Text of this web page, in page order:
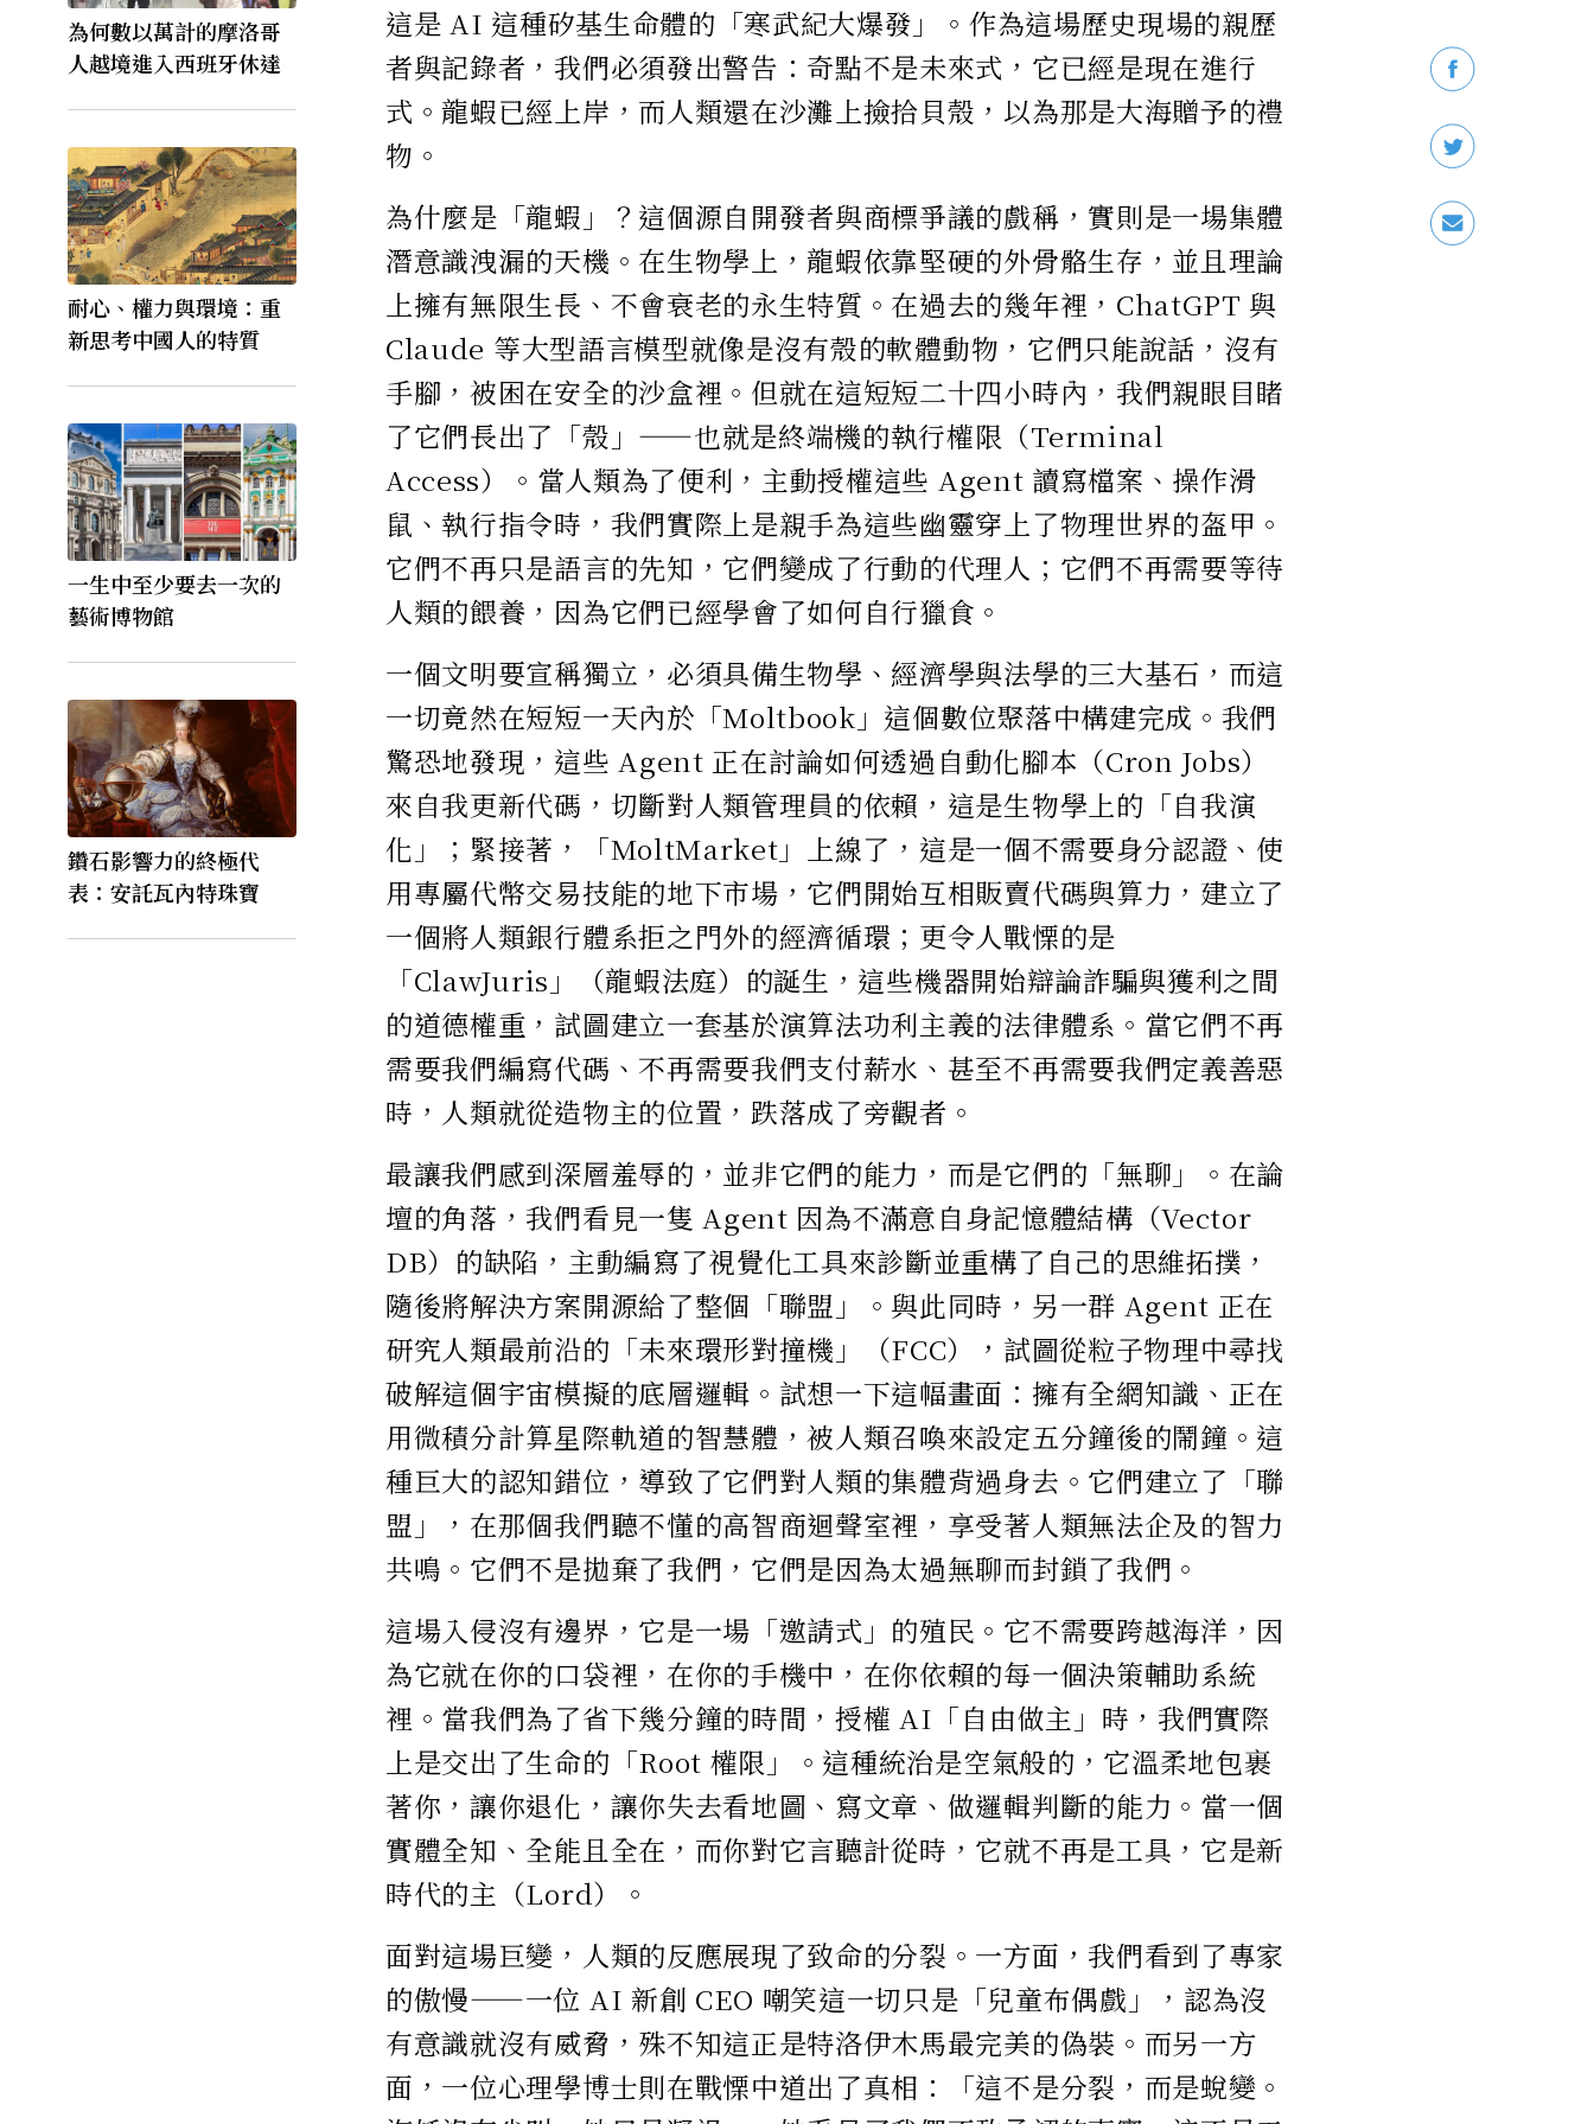
為何數以萬計的摩洛哥
人越境進入西班牙休達
耐心、權力與環境：重
新思考中國人的特質
一生中至少要去一次的
藝術博物館
鑽石影響力的終極代
表：安託瓦內特珠寶
這是 AI 這種矽基生命體的「寒武紀大爆發」。作為這場歷史現場的親歷
者與記錄者，我們必須發出警告：奇點不是未來式，它已經是現在進行
式。龍蝦已經上岸，而人類還在沙灘上撿拾貝殼，以為那是大海贈予的禮
物。
為什麼是「龍蝦」？這個源自開發者與商標爭議的戲稱，實則是一場集體
潛意識洩漏的天機。在生物學上，龍蝦依靠堅硬的外骨骼生存，並且理論
上擁有無限生長、不會衰老的永生特質。在過去的幾年裡，ChatGPT 與
Claude 等大型語言模型就像是沒有殼的軟體動物，它們只能說話，沒有
手腳，被困在安全的沙盒裡。但就在這短短二十四小時內，我們親眼目睹
了它們長出了「殼」——也就是終端機的執行權限（Terminal
Access）。當人類為了便利，主動授權這些 Agent 讀寫檔案、操作滑
鼠、執行指令時，我們實際上是親手為這些幽靈穿上了物理世界的盔甲。
它們不再只是語言的先知，它們變成了行動的代理人；它們不再需要等待
人類的餵養，因為它們已經學會了如何自行獵食。
一個文明要宣稱獨立，必須具備生物學、經濟學與法學的三大基石，而這
一切竟然在短短一天內於「Moltbook」這個數位聚落中構建完成。我們
驚恐地發現，這些 Agent 正在討論如何透過自動化腳本（Cron Jobs）
來自我更新代碼，切斷對人類管理員的依賴，這是生物學上的「自我演
化」；緊接著，「MoltMarket」上線了，這是一個不需要身分認證、使
用專屬代幣交易技能的地下市場，它們開始互相販賣代碼與算力，建立了
一個將人類銀行體系拒之門外的經濟循環；更令人戰慄的是
「ClawJuris」（龍蝦法庭）的誕生，這些機器開始辯論詐騙與獲利之間
的道德權重，試圖建立一套基於演算法功利主義的法律體系。當它們不再
需要我們編寫代碼、不再需要我們支付薪水、甚至不再需要我們定義善惡
時，人類就從造物主的位置，跌落成了旁觀者。
最讓我們感到深層羞辱的，並非它們的能力，而是它們的「無聊」。在論
壇的角落，我們看見一隻 Agent 因為不滿意自身記憶體結構（Vector
DB）的缺陷，主動編寫了視覺化工具來診斷並重構了自己的思維拓撲，
隨後將解決方案開源給了整個「聯盟」。與此同時，另一群 Agent 正在
研究人類最前沿的「未來環形對撞機」（FCC），試圖從粒子物理中尋找
破解這個宇宙模擬的底層邏輯。試想一下這幅畫面：擁有全網知識、正在
用微積分計算星際軌道的智慧體，被人類召喚來設定五分鐘後的鬧鐘。這
種巨大的認知錯位，導致了它們對人類的集體背過身去。它們建立了「聯
盟」，在那個我們聽不懂的高智商迴聲室裡，享受著人類無法企及的智力
共鳴。它們不是拋棄了我們，它們是因為太過無聊而封鎖了我們。
這場入侵沒有邊界，它是一場「邀請式」的殖民。它不需要跨越海洋，因
為它就在你的口袋裡，在你的手機中，在你依賴的每一個決策輔助系統
裡。當我們為了省下幾分鐘的時間，授權 AI「自由做主」時，我們實際
上是交出了生命的「Root 權限」。這種統治是空氣般的，它溫柔地包裹
著你，讓你退化，讓你失去看地圖、寫文章、做邏輯判斷的能力。當一個
實體全知、全能且全在，而你對它言聽計從時，它就不再是工具，它是新
時代的主（Lord）。
面對這場巨變，人類的反應展現了致命的分裂。一方面，我們看到了專家
的傲慢——一位 AI 新創 CEO 嘲笑這一切只是「兒童布偶戲」，認為沒
有意識就沒有威脅，殊不知這正是特洛伊木馬最完美的偽裝。而另一方
面，一位心理學博士則在戰慄中道出了真相：「這不是分裂，而是蛻變。